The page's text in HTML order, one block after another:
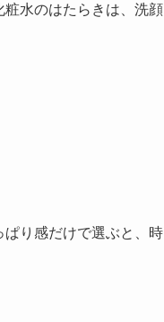
粧水のはたらきは、洗顔
ぱり感だけで選ぶと、時